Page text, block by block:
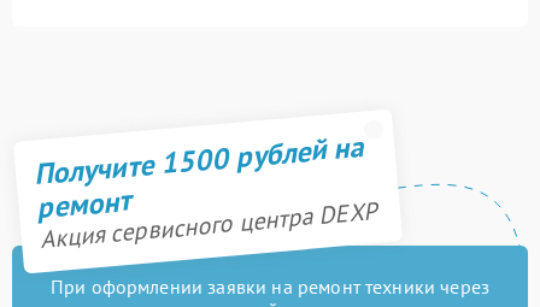
Получите 1500 рублей на
ремонт
Акция сервисного центра DEXP
При оформлении заявки на ремонт техники через